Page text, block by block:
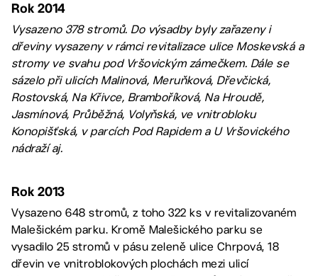
Rok 2014
Vysazeno 378 stromů. Do výsadby byly zařazeny i
dřeviny vysazeny v rámci revitalizace ulice Moskevská a
stromy ve svahu pod Vršovickým zámečkem. Dále se
sázelo při ulicích Malinová, Meruňková, Dřevčická,
Rostovská, Na Křivce, Bramboříková, Na Hroudě,
Jasmínová, Průběžná, Volyňská, ve vnitrobloku
Konopišťská, v parcích Pod Rapidem a U Vršovického
nádraží aj.
Rok 2013
Vysazeno 648 stromů, z toho 322 ks v revitalizovaném
Malešickém parku. Kromě Malešického parku se
vysadilo 25 stromů v pásu zeleně ulice Chrpová, 18
dřevin ve vnitroblokových plochách mezi ulicí